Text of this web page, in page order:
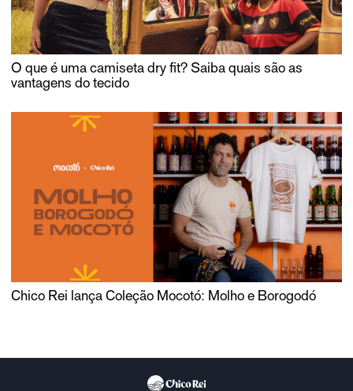
O que é uma camiseta dry fit? Saiba quais são as
vantagens do tecido
Chico Rei lança Coleção Mocotó: Molho e Borogodó